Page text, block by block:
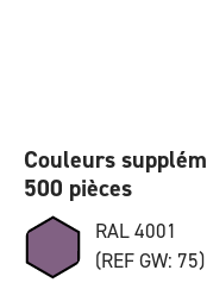
Couleurs
500 pièces
RAL 4001
(REF GW: 75)